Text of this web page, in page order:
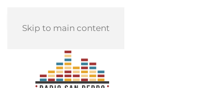
Skip to main content